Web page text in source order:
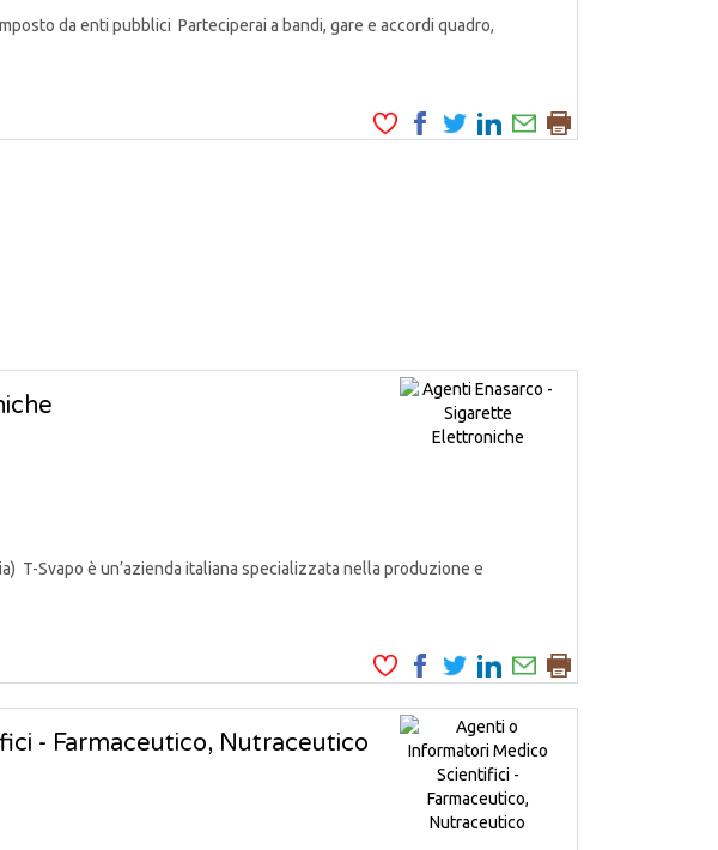
da enti pubblici Parteciperai a bandi, gare e accordi quadro,
T-Svapo è un’azienda italiana specializzata nella produzione e
- Farmaceutico, Nutraceutico